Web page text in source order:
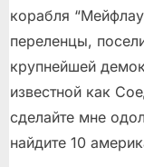
корабля
переленцы,
крупнейшей
известной как
сделайте мне
найдите 10